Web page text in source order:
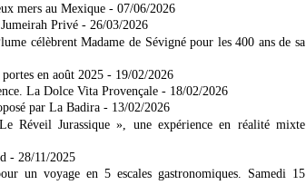
mers​ au Mexique - 07/06/2026
Privé - 26/03/2026
célèbrent Madame de Sévigné pour les 400 ans de sa
en août 2025 - 19/02/2026
La Dolce Vita Provençale - 18/02/2026
par La Badira - 13/02/2026
Jurassique », une expérience en réalité mixte
- 28/11/2025
un voyage en 5 escales gastronomiques. Samedi 15